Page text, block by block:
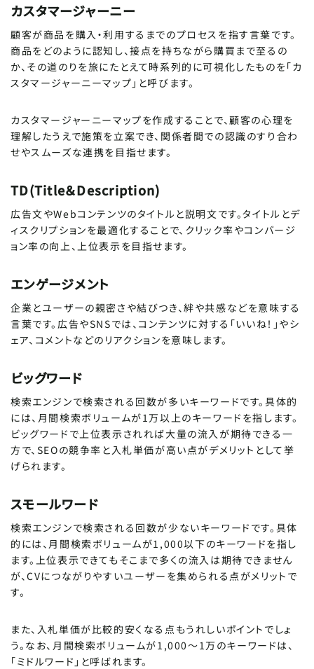
カスタマージャーニー
顧客が商品を購入・利用するまでのプロセスを指す言葉です。
商品をどのように認知し、接点を持ちながら購買まで至るの
か、その道のりを旅にたとえて時系列的に可視化したものを「カ
スタマージャーニーマップ」と呼びます。
カスタマージャーニーマップを作成することで、顧客の心理を
理解したうえで施策を立案でき、関係者間での認識のすり合わ
せやスムーズな連携を目指せます。
TD(Title＆Description)
広告文やWebコンテンツのタイトルと説明文です。タイトルとデ
ィスクリプションを最適化することで、クリック率やコンバージ
ョン率の向上、上位表示を目指せます。
エンゲージメント
企業とユーザーの親密さや結びつき、絆や共感などを意味する
言葉です。広告やSNSでは、コンテンツに対する「いいね！」やシ
ェア、コメントなどのリアクションを意味します。
ビッグワード
検索エンジンで検索される回数が多いキーワードです。具体的
には、月間検索ボリュームが1万以上のキーワードを指します。
ビッグワードで上位表示されれば大量の流入が期待できる一
方で、SEOの競争率と入札単価が高い点がデメリットとして挙
げられます。
スモールワード
検索エンジンで検索される回数が少ないキーワードです。具体
的には、月間検索ボリュームが1,000以下のキーワードを指し
ます。上位表示できてもそこまで多くの流入は期待できません
が、CVにつながりやすいユーザーを集められる点がメリットで
す。
また、入札単価が比較的安くなる点もうれしいポイントでしょ
う。なお、月間検索ボリュームが1,000～1万のキーワードは、
「ミドルワード」と呼ばれます。